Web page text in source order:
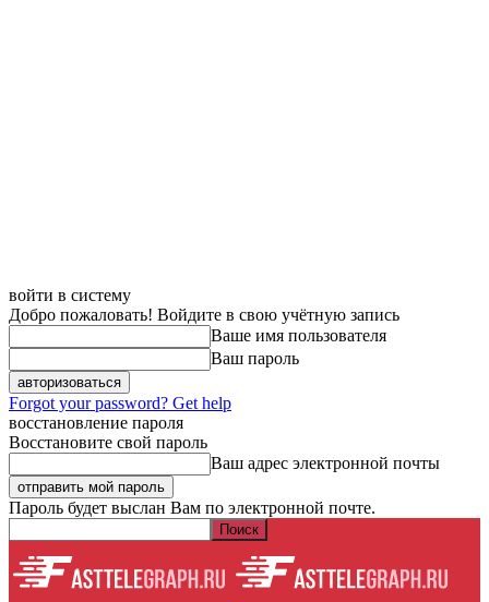
войти в систему
Добро пожаловать! Войдите в свою учётную запись
Ваше имя пользователя
Ваш пароль
Forgot your password? Get help
восстановление пароля
Восстановите свой пароль
Ваш адрес электронной почты
Пароль будет выслан Вам по электронной почте.